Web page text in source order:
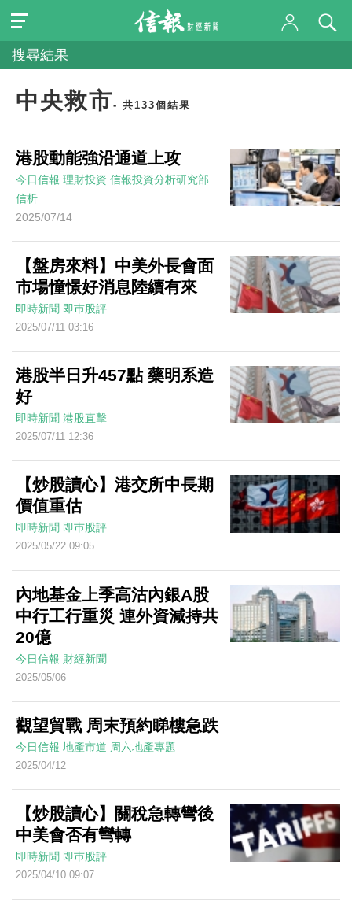
搜尋結果
中央救市- 共133個結果
港股動能強沿通道上攻
今日信報 理財投資 信報投資分析研究部
信析
2025/07/14
【盤房來料】中美外長會面
市場憧憬好消息陸續有來
即時新聞 即巿股評
2025/07/11 03:16
港股半日升457點 藥明系造
好
即時新聞 港股直擊
2025/07/11 12:36
【炒股讀心】港交所中長期
價值重估
即時新聞 即巿股評
2025/05/22 09:05
內地基金上季高沽內銀A股
中行工行重災 連外資減持共
20億
今日信報 財經新聞
2025/05/06
觀望貿戰 周末預約睇樓急跌
今日信報 地產市道 周六地產專題
2025/04/12
【炒股讀心】關稅急轉彎後
中美會否有彎轉
即時新聞 即巿股評
2025/04/10 09:07